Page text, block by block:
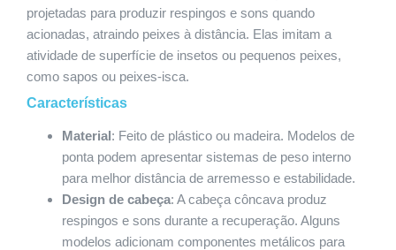
projetadas para produzir respingos e sons quando
acionadas, atraindo peixes à distância. Elas imitam a
atividade de superfície de insetos ou pequenos peixes,
como sapos ou peixes-isca.
Características
Material: Feito de plástico ou madeira. Modelos de
ponta podem apresentar sistemas de peso interno
para melhor distância de arremesso e estabilidade.
Design de cabeça: A cabeça côncava produz
respingos e sons durante a recuperação. Alguns
modelos adicionam componentes metálicos para